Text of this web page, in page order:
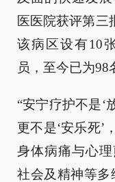
医医院获评第三
该病区设有10
员，至今已为98
“安宁疗护不是‘
更不是‘安乐死’
身体病痛与心理
社会及精神等多